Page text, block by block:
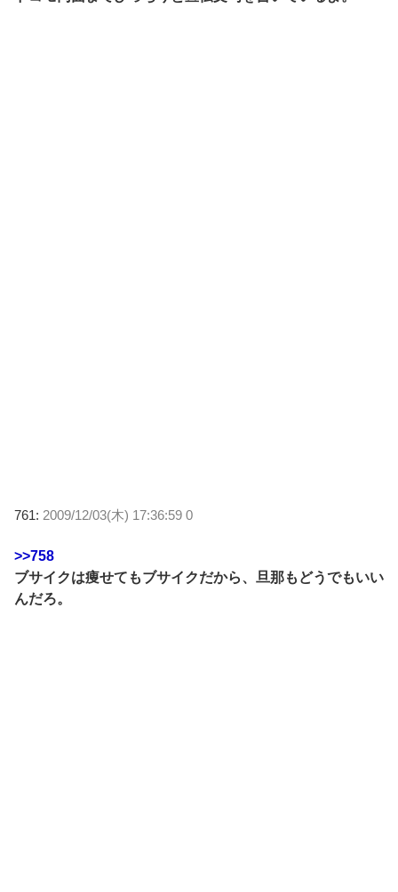
761: 2009/12/03(木) 17:36:59 0
>>758
ブサイクは痩せてもブサイクだから、旦那もどうでもいい
んだろ。